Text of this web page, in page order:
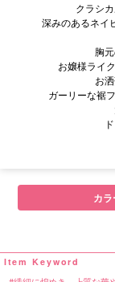
クラシ
深みのあるネイ
胸
お嬢様ライ
お
ガーリーな裾
カ